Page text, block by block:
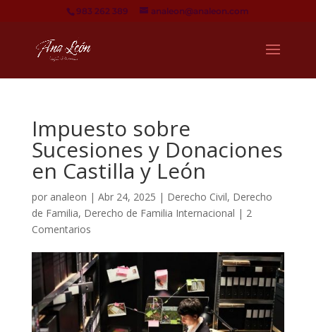
983 262 389 analeon@analeon.com
Impuesto sobre
Sucesiones y Donaciones
en Castilla y León
por analeon | Abr 24, 2025 | Derecho Civil, Derecho
de Familia, Derecho de Familia Internacional | 2
Comentarios